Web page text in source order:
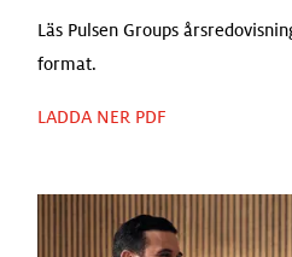
Läs Pulsen Groups
format.
LADDA NER PDF